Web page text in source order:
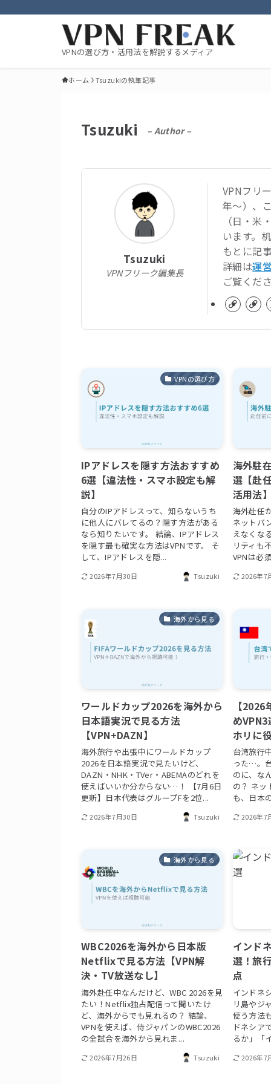
VPNの選び方・活用法を解説するメディア
ホーム Tsuzukiの執筆記事
Tsuzuki – Author –
Tsuzuki
VPNフリーク編集長
VPNフリ
年〜）、
（日・
います。
もとに記
詳細は運
ご覧くだ
VPNの選び方
IPアドレスを隠す方法おすすめ
6選【違法性・スマホ設定も解
説】
自分のIPアドレスって、知らないうち
に他人にバレてるの？隠す方法がある
なら知りたいです。 結論、IPアドレス
を隠す最も確実な方法はVPNです。 そ
して、IPアドレスを隠...
2026年7月30日 Tsuzuki
海外駐
選【赴
活用法
海外赴任
ネットバ
えなくな
リティも
VPNは必
2026年7
海外から見る
ワールドカップ2026を海外から
日本語実況で見る方法
【VPN+DAZN】
海外旅行や出張中にワールドカップ
2026を日本語実況で見たいけど、
DAZN・NHK・TVer・ABEMAのどれを
使えばいいか分からない…！ 【7月6日
更新】日本代表はグループFを2位...
2026年7月30日 Tsuzuki
【
め
ホリに
台湾旅行
った…。
のに、な
の？ ネッ
も、日本
2026年7
海外から見る
WBC2026を海外から日本版
Netflixで見る方法【VPN解
決・TV放送なし】
海外赴任中なんだけど、WBC 2026を見
たい！Netflix独占配信って聞いたけ
ど、海外からでも見れるの？ 結論、
VPNを使えば、侍ジャパンのWBC2026
の全試合を海外から見れま...
2026年7月26日 Tsuzuki
インド
選！旅
点
インドネ
リ島やジ
使う方法
ドネシア
るか」「
2026年7